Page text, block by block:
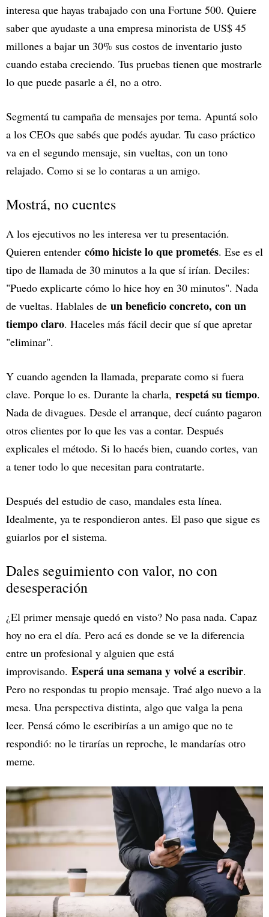
interesa que hayas trabajado con una Fortune 500. Quiere
saber que ayudaste a una empresa minorista de US$ 45
millones a bajar un 30% sus costos de inventario justo
cuando estaba creciendo. Tus pruebas tienen que mostrarle
lo que puede pasarle a él, no a otro.
Segmentá tu campaña de mensajes por tema. Apuntá solo
a los CEOs que sabés que podés ayudar. Tu caso práctico
va en el segundo mensaje, sin vueltas, con un tono
relajado. Como si se lo contaras a un amigo.
Mostrá, no cuentes
A los ejecutivos no les interesa ver tu presentación.
Quieren entender cómo hiciste lo que prometés. Ese es el
tipo de llamada de 30 minutos a la que sí irían. Deciles:
"Puedo explicarte cómo lo hice hoy en 30 minutos". Nada
de vueltas. Hablales de un beneficio concreto, con un
tiempo claro. Haceles más fácil decir que sí que apretar
"eliminar".
Y cuando agenden la llamada, preparate como si fuera
clave. Porque lo es. Durante la charla, respetá su tiempo.
Nada de divagues. Desde el arranque, decí cuánto pagaron
otros clientes por lo que les vas a contar. Después
explicales el método. Si lo hacés bien, cuando cortes, van
a tener todo lo que necesitan para contratarte.
Después del estudio de caso, mandales esta línea.
Idealmente, ya te respondieron antes. El paso que sigue es
guiarlos por el sistema.
Dales seguimiento con valor, no con
desesperación
¿El primer mensaje quedó en visto? No pasa nada. Capaz
hoy no era el día. Pero acá es donde se ve la diferencia
entre un profesional y alguien que está
improvisando. Esperá una semana y volvé a escribir.
Pero no respondas tu propio mensaje. Traé algo nuevo a la
mesa. Una perspectiva distinta, algo que valga la pena
leer. Pensá cómo le escribirías a un amigo que no te
respondió: no le tirarías un reproche, le mandarías otro
meme.